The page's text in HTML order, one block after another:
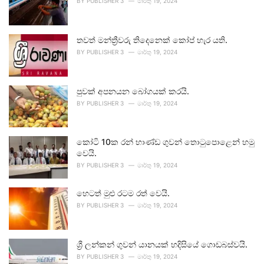
තවත් මන්ත්‍රීවරු තිදෙනෙක් කෝප් හැර යති.
BY PUBLISHER 3 මාර්තු 19, 2024
පුවක් අපනයන බෝගයක් කරයි.
BY PUBLISHER 3 මාර්තු 19, 2024
කෝටි 10ක රන් භාණ්ඩ ගුවන් තොටුපොළෙන් හමු
වෙයි.
BY PUBLISHER 3 මාර්තු 19, 2024
හෙටත් මුළු රටම රත් වෙයි.
BY PUBLISHER 3 මාර්තු 19, 2024
ශ්‍රී ලන්කන් ගුවන් යානයක් හදිසියේ ගොඩබස්වයි.
BY PUBLISHER 3 මාර්තු 19, 2024